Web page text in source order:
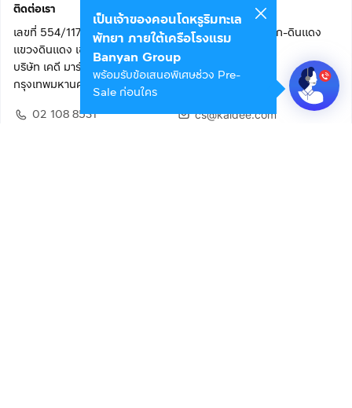
ติดต่อเรา
เลขที่ 554/117 อาคารสกายไนน์ เซ็นเตอร์ ชั้น 22 ถนนอโศก-ดินแดง
แขวงดินแดง เขตดินแดง
บริษัท เคดี มาร์เก็ตเพลส จำกัด (สำนักงานใหญ่)
กรุงเทพมหานคร 10400
02 108 8531
cs@kaidee.com
เป็นเจ้าของคอนโดหรูริมทะเล
พัทยา ภายใต้เครือโรงแรม
Banyan Group
พร้อมรับข้อเสนอพิเศษช่วง Pre-
Sale ก่อนใคร